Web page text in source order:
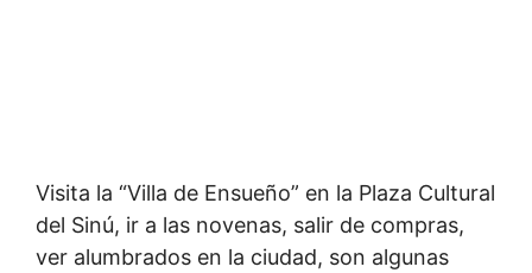
Visita la “Villa de Ensueño” en la Plaza Cultural
del Sinú, ir a las novenas, salir de compras,
ver alumbrados en la ciudad, son algunas